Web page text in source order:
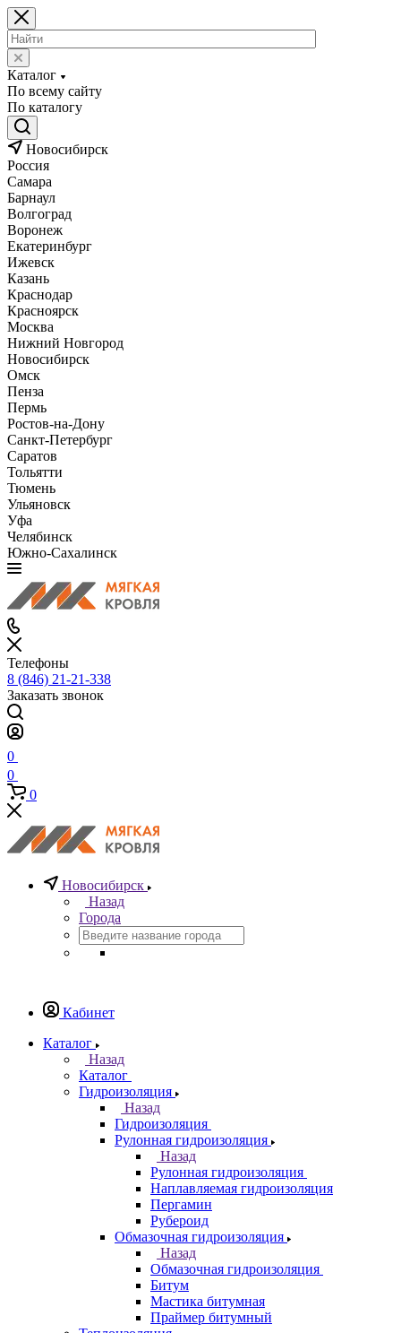
Каталог
По всему сайту
По каталогу
Новосибирск
Россия
Самара
Барнаул
Волгоград
Воронеж
Екатеринбург
Ижевск
Казань
Краснодар
Красноярск
Москва
Нижний Новгород
Новосибирск
Омск
Пенза
Пермь
Ростов-на-Дону
Санкт-Петербург
Саратов
Тольятти
Тюмень
Ульяновск
Уфа
Челябинск
Южно-Сахалинск
Телефоны
8 (846) 21-21-338
Заказать звонок
0
0
0
Новосибирск
Назад
Города
Кабинет
Каталог
Назад
Каталог
Гидроизоляция
Назад
Гидроизоляция
Рулонная гидроизоляция
Назад
Рулонная гидроизоляция
Наплавляемая гидроизоляция
Пергамин
Рубероид
Обмазочная гидроизоляция
Назад
Обмазочная гидроизоляция
Битум
Мастика битумная
Праймер битумный